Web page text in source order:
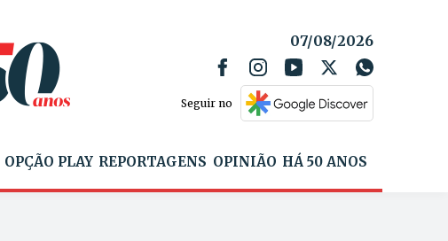
07/08/2026
Seguir no
OPÇÃO PLAY REPORTAGENS OPINIÃO HÁ 50 ANOS